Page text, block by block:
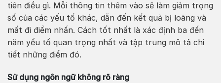
tiên điều gì. Mỗi thông tin thêm vào sẽ làm giảm trọng
số của các yếu tố khác, dẫn đến kết quả bị loãng và
mất đi điểm nhấn. Cách tốt nhất là xác định ba đến
năm yếu tố quan trọng nhất và tập trung mô tả chi
tiết những điểm đó.
Sử dụng ngôn ngữ không rõ ràng